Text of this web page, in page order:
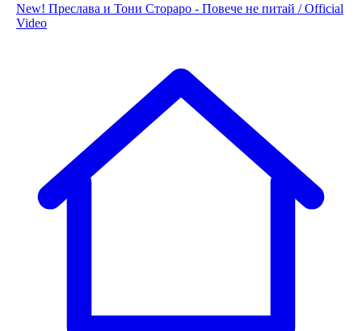
New! Преслава и Тони Стораро - Повече не питай / Official
Video